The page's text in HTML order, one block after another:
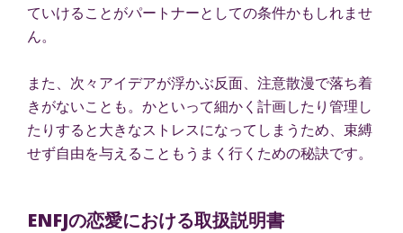
ていけることがパートナーとしての条件かもしれませ
ん。
また、次々アイデアが浮かぶ反面、注意散漫で落ち着
きがないことも。かといって細かく計画したり管理し
たりすると大きなストレスになってしまうため、束縛
せず自由を与えることもうまく行くための秘訣です。
ENFJの恋愛における取扱説明書